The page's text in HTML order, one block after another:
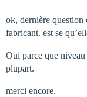
ok, dernière question
fabricant. est se
Oui parce que
plupart.
merci encore.